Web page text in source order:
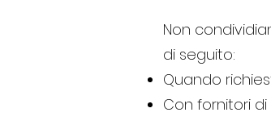
Non
di seguito:
Quando
Con fornitori